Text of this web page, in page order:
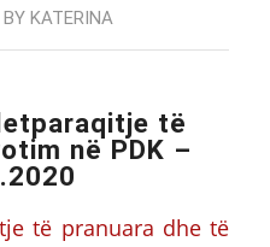
BY KATERINA
të
në PDK –
të pranuara dhe të